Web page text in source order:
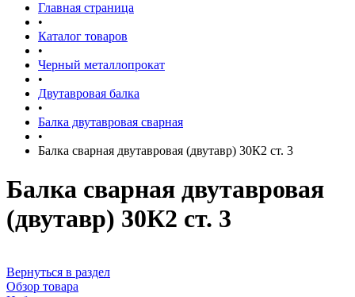
Главная страница
•
Каталог товаров
•
Черный металлопрокат
•
Двутавровая балка
•
Балка двутавровая сварная
•
Балка сварная двутавровая (двутавр) 30К2 ст. 3
Балка сварная двутавровая
(двутавр) 30К2 ст. 3
Вернуться в раздел
Обзор товара